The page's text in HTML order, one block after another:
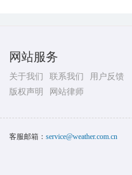
网站服务
关于我们 联系我们
用户反馈
版权声明
网站律师
客服邮箱： service@weather.com.cn